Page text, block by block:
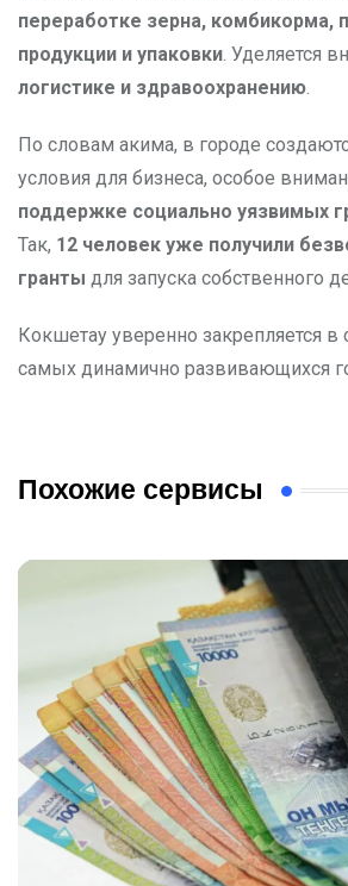
переработке зерна, комбикорма,
продукции и упаковки. Уделяется
логистике и здравоохранению.
По словам акима, в городе
условия для бизнеса, особое
поддержке социально уязвимых
Так, 12 человек уже получили
гранты для запуска собственного
Кокшетау уверенно закрепляется в
самых динамично развивающихся
Похожие сервисы